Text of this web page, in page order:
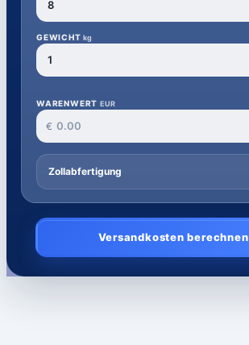
GEWICHTkg
WARENWERT EUR
€
Zollabfertigung
Versandkosten berechnen